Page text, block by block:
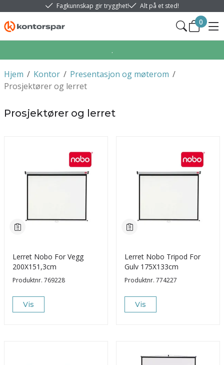
Fagkunnskap gir trygghet! Alt på et sted!
0
.
/
Hjem /
Kontor /
Presentasjon og møterom
Prosjektører og lerret
Prosjektører og lerret
Lerret Nobo For Vegg
200X151,3cm
Produktnr. 769228
Vis
Lerret Nobo Tripod For
Gulv 175X133cm
Produktnr. 774227
Vis